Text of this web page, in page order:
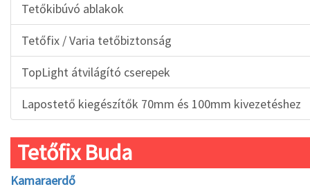
Tetőkibúvó ablakok
Tetőfix / Varia tetőbiztonság
TopLight átvilágító cserepek
Lapostető kiegészítők 70mm és 100mm kivezetéshez
Tetőfix Buda
Kamaraerdő